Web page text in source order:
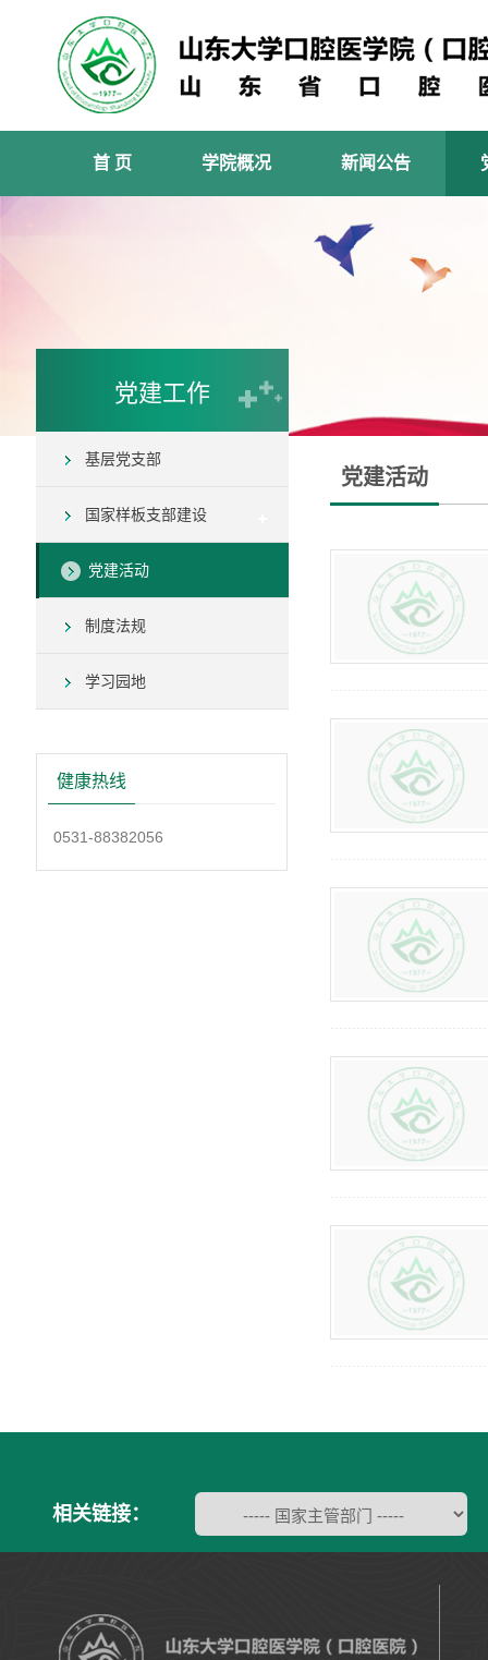
首 页 学院概况 新闻公告
党建工作
基层党支部
国家样板支部建设
党建活动
制度法规
学习园地
健康热线
0531-88382056
党建活动
相关链接：